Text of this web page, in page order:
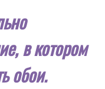
в котором
обои.